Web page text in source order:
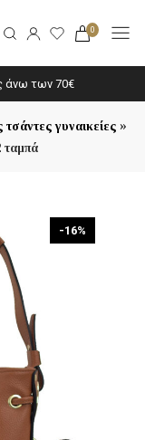
0
άνω των 70€
τσάντες γυναικείες »
ταμπά
-16%